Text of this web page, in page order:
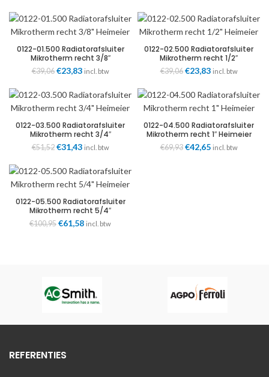
was:
€69,93.
is:
€42,65.
was:
€504,75.
is:
€307,90.
0122-01.500 Radiatorafsluiter
Mikrotherm recht 3/8″
Heimeier
€39,06 Oorspronkelijke
was:
€39,06.
€23,83Huidige
is:
€23,83.
incl. btw
0122-02.500 Radiatorafsluiter
Mikrotherm recht 1/2″
Heimeier
€39,06 Oorspronkelijke
was:
€39,06.
€23,83Huidige
is:
€23,83.
incl. btw
0122-03.500 Radiatorafsluiter
Mikrotherm recht 3/4″
Heimeier
€51,52 Oorspronkelijke
was:
€51,52.
€31,43Huidige
is:
€31,43.
incl. btw
0122-04.500 Radiatorafsluiter
Mikrotherm recht 1″ Heimeier
€69,93 Oorspronkelijke
€42,65Huidige
incl. btw
0122-05.500 Radiatorafsluiter
Mikrotherm recht 5/4″
Heimeier
€100,95 Oorspronkelijke
€61,58 Huidige
incl. btw
REFERENTIES